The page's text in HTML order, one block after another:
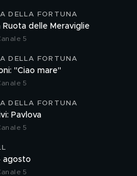
DELLA FORTUNA
Ruota delle Meraviglie
5
DELLA FORTUNA
"Ciao mare"
5
DELLA FORTUNA
Pavlova
5
agosto
5